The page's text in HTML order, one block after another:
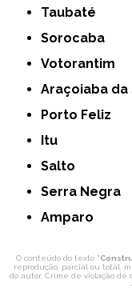
Taubaté
Sorocaba
Votorantim
Araçoiaba
Porto Feliz
Itu
Salto
Serra Negra
Amparo
O conteúdo do texto "
reprodução, parcial ou total,
do autor. Crime de violação de